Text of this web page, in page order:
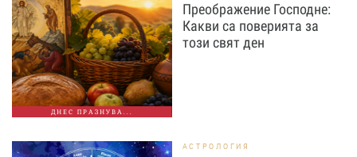
ДНЕС ПРАЗНУВА...
Преображение Господне:
Какви са поверията за
този свят ден
АСТРОЛОГИЯ